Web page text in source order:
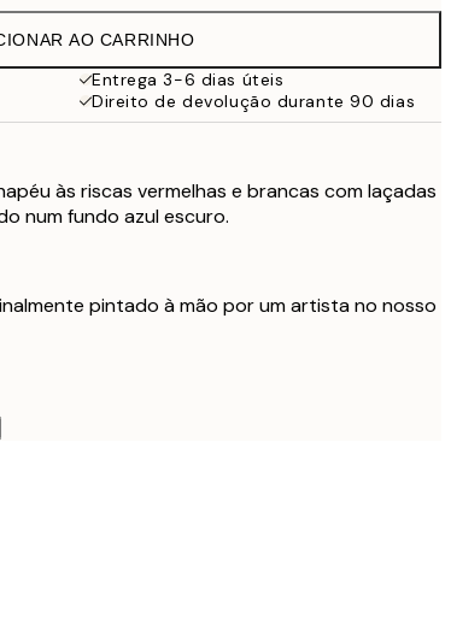
32,45 €
AO CARRINHO
Entrega 3-6 dias úteis
Direito de devolução durante 90 dias
às riscas vermelhas e brancas com laçadas
num fundo azul escuro.
pintado à mão por um artista no nosso